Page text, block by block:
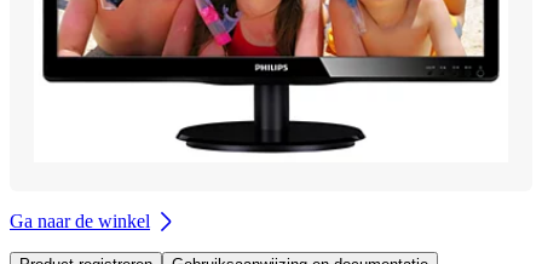
Ga naar de winkel